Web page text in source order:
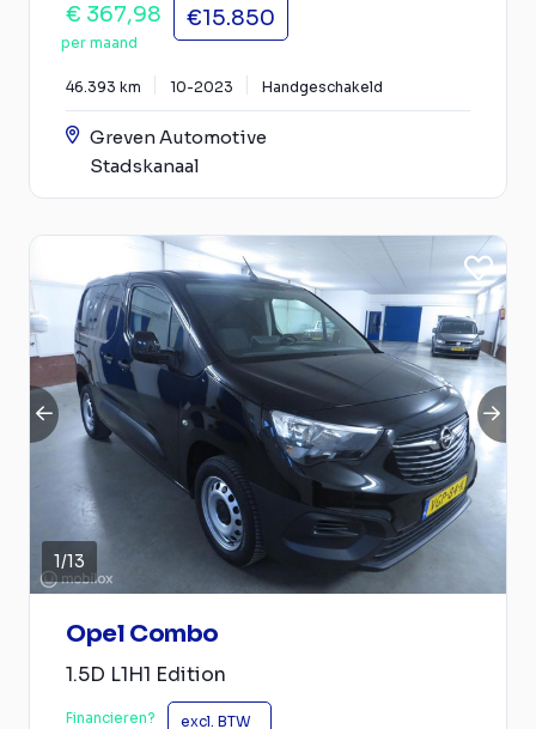
€ 367,98
per maand
€15.850
46.393 km 10-2023 Handgeschakeld
Greven Automotive
Stadskanaal
1/13
Opel Combo
1.5D L1H1 Edition
Financieren? excl. BTW